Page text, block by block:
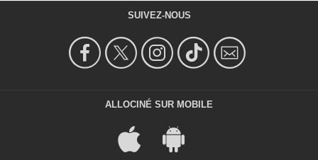
SUIVEZ-NOUS
ALLOCINÉ SUR MOBILE